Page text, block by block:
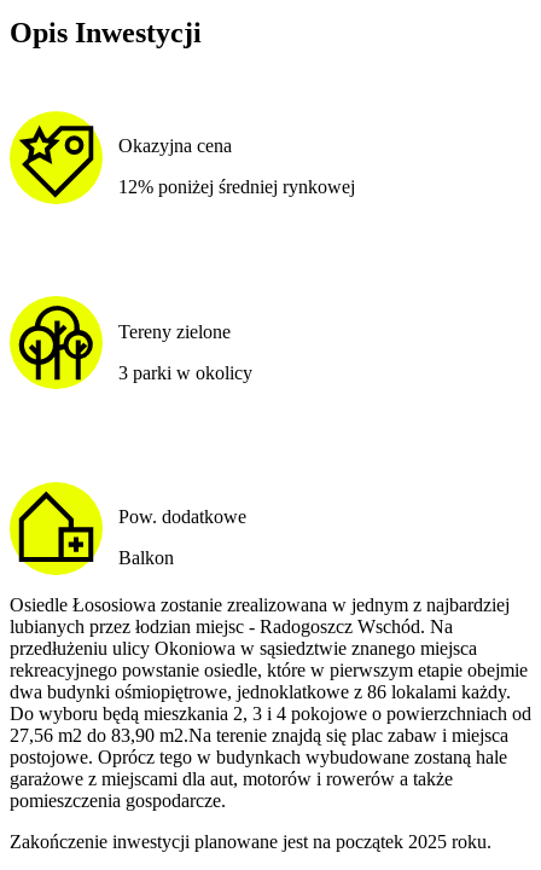
Opis Inwestycji
Okazyjna cena
12% poniżej średniej rynkowej
Tereny zielone
3 parki w okolicy
Pow. dodatkowe
Balkon
Osiedle Łososiowa zostanie zrealizowana w jednym z najbardziej
lubianych przez łodzian miejsc - Radogoszcz Wschód. Na
przedłużeniu ulicy Okoniowa w sąsiedztwie znanego miejsca
rekreacyjnego powstanie osiedle, które w pierwszym etapie obejmie
dwa budynki ośmiopiętrowe, jednoklatkowe z 86 lokalami każdy.
Do wyboru będą mieszkania 2, 3 i 4 pokojowe o powierzchniach od
27,56 m2 do 83,90 m2.Na terenie znajdą się plac zabaw i miejsca
postojowe. Oprócz tego w budynkach wybudowane zostaną hale
garażowe z miejscami dla aut, motorów i rowerów a także
pomieszczenia gospodarcze.
Zakończenie inwestycji planowane jest na początek 2025 roku.